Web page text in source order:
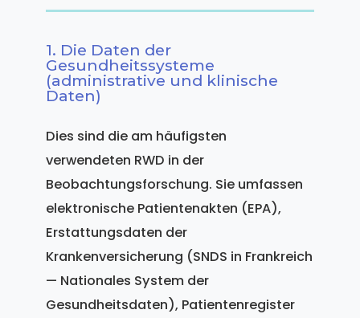
1. Die Daten der
Gesundheitssysteme
(administrative und klinische
Daten)
Dies sind die am häufigsten
verwendeten RWD in der
Beobachtungsforschung. Sie umfassen
elektronische Patientenakten (EPA),
Erstattungsdaten der
Krankenversicherung (SNDS in Frankreich
— Nationales System der
Gesundheitsdaten), Patientenregister